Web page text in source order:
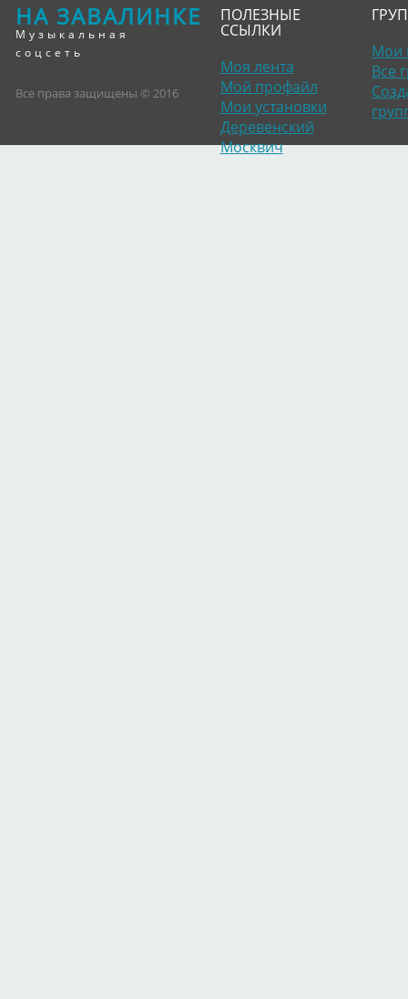
НА ЗАВАЛИНКЕ
Музыкальная
соцсеть
Все права защищены © 2016
ПОЛЕЗНЫЕ
ССЫЛКИ
Моя лента
Мой профайл
Мои установки
Деревенский
Москвич
Мои
Все